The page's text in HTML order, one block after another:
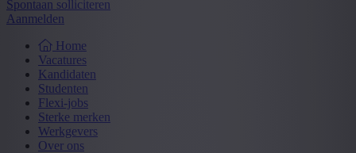
Spontaan solliciteren
Aanmelden
Home
Vacatures
Kandidaten
Studenten
Flexi-jobs
Sterke merken
Werkgevers
Over ons